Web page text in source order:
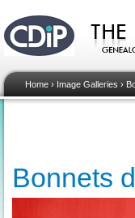
Home › Image Galleries ›
Bonnets